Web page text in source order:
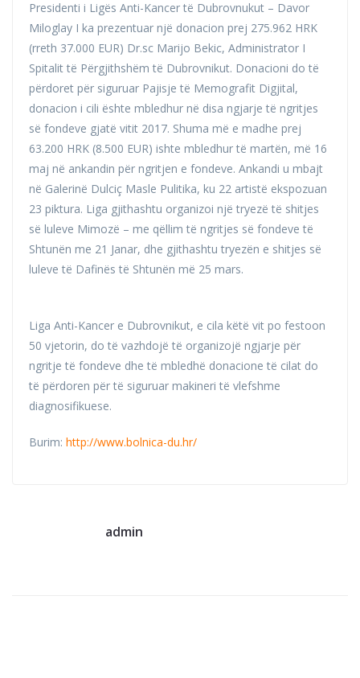
Presidenti i Ligës Anti-Kancer të Dubrovnukut – Davor
Miloglay I ka prezentuar një donacion prej 275.962 HRK
(rreth 37.000 EUR) Dr.sc Marijo Bekic, Administrator I
Spitalit të Përgjithshëm të Dubrovnikut. Donacioni do të
përdoret për siguruar Pajisje të Memografit Digjital,
donacion i cili ështe mbledhur në disa ngjarje të ngritjes
së fondeve gjatë vitit 2017. Shuma më e madhe prej
63.200 HRK (8.500 EUR) ishte mbledhur të martën, më 16
maj në ankandin për ngritjen e fondeve. Ankandi u mbajt
në Galerinë Dulciç Masle Pulitika, ku 22 artistë ekspozuan
23 piktura. Liga gjithashtu organizoi një tryezë të shitjes
së luleve Mimozë – me qëllim të ngritjes së fondeve të
Shtunën me 21 Janar, dhe gjithashtu tryezën e shitjes së
luleve të Dafinës të Shtunën më 25 mars.
Liga Anti-Kancer e Dubrovnikut, e cila këtë vit po festoon
50 vjetorin, do të vazhdojë të organizojë ngjarje për
ngritje të fondeve dhe të mbledhë donacione të cilat do
të përdoren për të siguruar makineri të vlefshme
diagnosifikuese.
Burim: http://www.bolnica-du.hr/
admin